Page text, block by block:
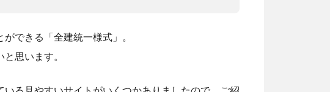
できる「全建統一様式」。
思います。